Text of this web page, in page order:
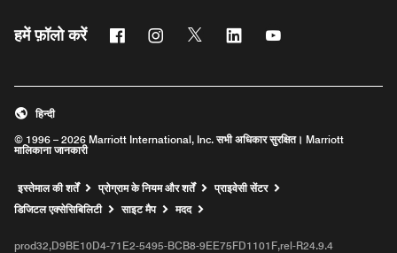
हमें फ़ॉलो करें फेसबुक इंस्टाग्राम ट्विटर लिंक्डिन
© 1996 – 2026 Marriott International, Inc. सभी अधिकार सुरक्षित। Marriott
मालिकाना जानकारी
हिन्दी
इस्तेमाल की शर्तें प्रोग्राम के नियम और शर्तें
प्राइवेसी सेंटर
डिजिटल एक्सेसिबिलिटी
साइट मैप मदद
prod32,D9BE10D4-71E2-5495-BCB8-9EE75FD1101F,rel-R24.9.4